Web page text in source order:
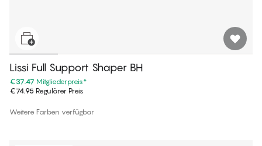
Lissi Full Support Shaper BH
€37.47 Mitgliederpreis*
€74.95 Regulärer Preis
Weitere Farben verfügbar